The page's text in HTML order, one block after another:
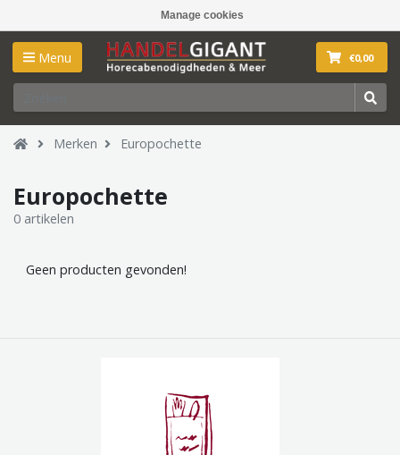
Manage cookies
Menu €0,00
Merken Europochette
Europochette
0 artikelen
Geen producten gevonden!